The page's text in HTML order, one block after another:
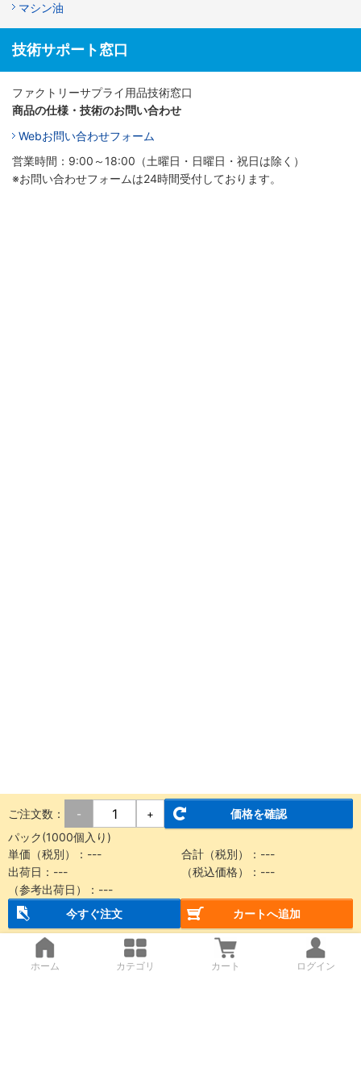
マシン油
技術サポート窓口
ファクトリーサプライ用品技術窓口
商品の仕様・技術のお問い合わせ
Webお問い合わせフォーム
営業時間：9:00～18:00（土曜日・日曜日・祝日は除く）
※お問い合わせフォームは24時間受付しております。
ご注文数： - +
価格を確認
パック(1000個入り)
単価（税別）： --- 合計（税別）： ---
出荷日： --- （税込価格）： ---
（参考出荷日）： ---
今すぐ注文
カートへ追加
ホーム カテゴリ カート ログイン